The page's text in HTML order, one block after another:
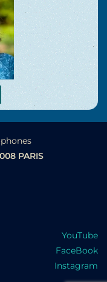
PARIS
YouTube
FaceBook
Instagram